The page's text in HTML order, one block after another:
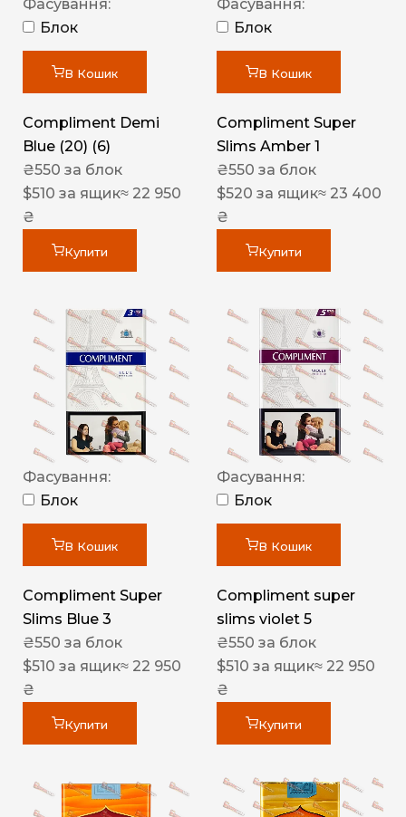
Фасування:
Блок
В Кошик
Compliment Demi
Blue (20) (6)
₴550 за блок
$510 за ящик≈ 22 950
₴
Купити
Фасування:
Блок
В Кошик
Compliment Super
Slims Amber 1
₴550 за блок
$520 за ящик≈ 23 400
₴
Купити
Фасування:
Блок
В Кошик
Compliment Super
Slims Blue 3
₴550 за блок
$510 за ящик≈ 22 950
₴
Купити
Фасування:
Блок
В Кошик
Compliment super
slims violet 5
₴550 за блок
$510 за ящик≈ 22 950
₴
Купити